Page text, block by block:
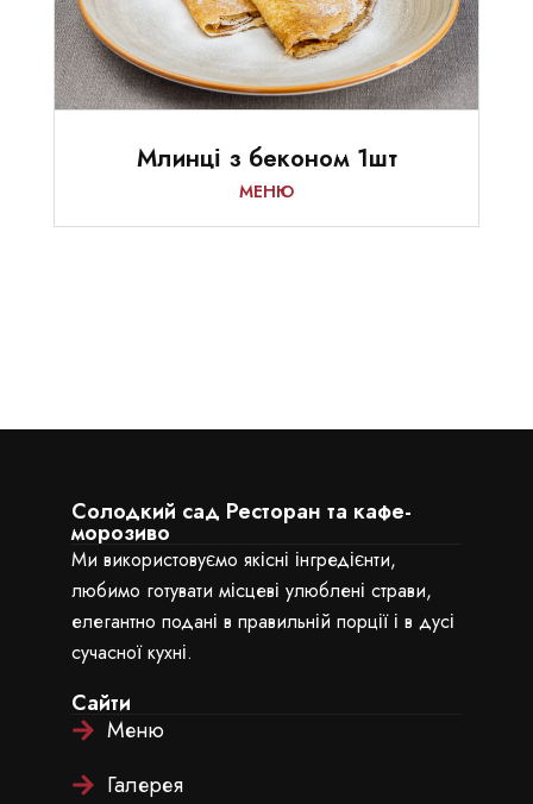
Млинці з беконом 1шт
МЕНЮ
Солодкий сад Ресторан та кафе-
морозиво
Ми використовуємо якісні інгредієнти,
любимо готувати місцеві улюблені страви,
елегантно подані в правильній порції і в дусі
сучасної кухні.
Сайти
Меню
Галерея